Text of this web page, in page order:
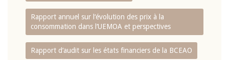
Rapport annuel sur l‘évolution des prix à la
consommation dans l‘UEMOA et perspectives
Rapport d‘audit sur les états financiers de la BCEAO